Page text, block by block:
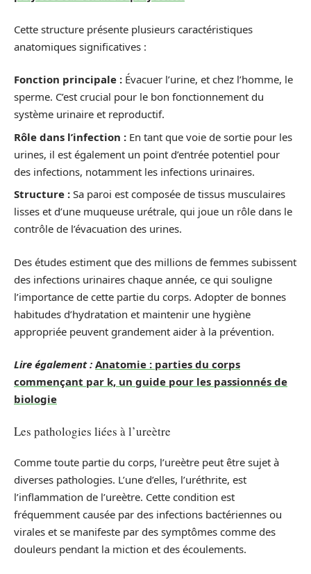
Cette structure présente plusieurs caractéristiques
anatomiques significatives :
Fonction principale : Évacuer l’urine, et chez l’homme, le
sperme. C’est crucial pour le bon fonctionnement du
système urinaire et reproductif.
Rôle dans l’infection : En tant que voie de sortie pour les
urines, il est également un point d’entrée potentiel pour
des infections, notamment les infections urinaires.
Structure : Sa paroi est composée de tissus musculaires
lisses et d’une muqueuse urétrale, qui joue un rôle dans le
contrôle de l’évacuation des urines.
Des études estiment que des millions de femmes subissent
des infections urinaires chaque année, ce qui souligne
l’importance de cette partie du corps. Adopter de bonnes
habitudes d’hydratation et maintenir une hygiène
appropriée peuvent grandement aider à la prévention.
Lire également : Anatomie : parties du corps
commençant par k, un guide pour les passionnés de
biologie
Les pathologies liées à l’ureètre
Comme toute partie du corps, l’ureètre peut être sujet à
diverses pathologies. L’une d’elles, l’uréthrite, est
l’inflammation de l’ureètre. Cette condition est
fréquemment causée par des infections bactériennes ou
virales et se manifeste par des symptômes comme des
douleurs pendant la miction et des écoulements.